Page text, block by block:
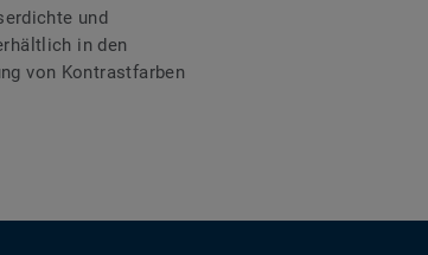
und
in den
von Kontrastfarben